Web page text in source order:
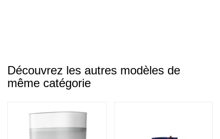
Découvrez les autres modèles de
même catégorie